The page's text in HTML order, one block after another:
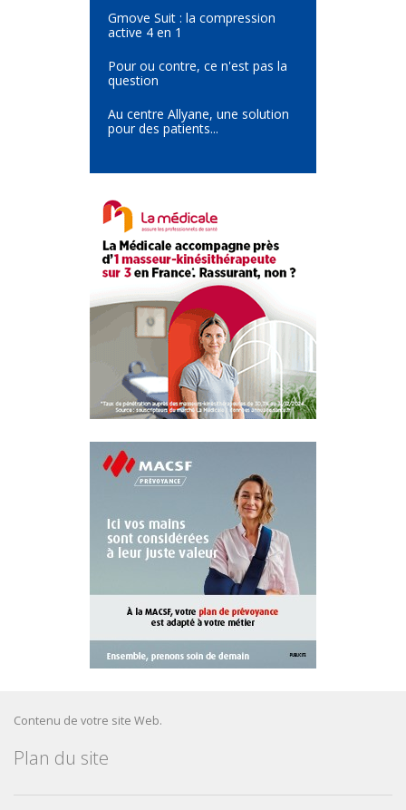
Gmove Suit : la compression
active 4 en 1
Pour ou contre, ce n'est pas la
question
Au centre Allyane, une solution
pour des patients...
Contenu de votre site Web.
Plan du site